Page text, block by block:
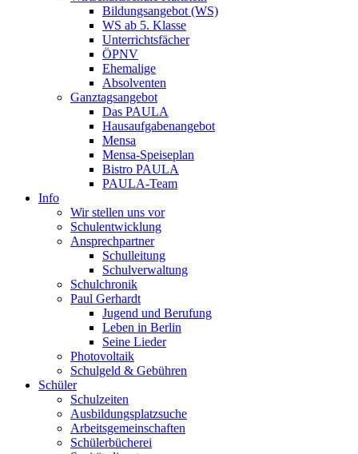
Bildungsangebot (WS)
WS ab 5. Klasse
Unterrichtsfächer
ÖPNV
Ehemalige
Absolventen
Ganztagsangebot
Das PAULA
Hausaufgabenangebot
Mensa
Mensa-Speiseplan
Bistro PAULA
PAULA-Team
Info
Wir stellen uns vor
Schulentwicklung
Ansprechpartner
Schulleitung
Schulverwaltung
Schulchronik
Paul Gerhardt
Jugend und Berufung
Leben in Berlin
Seine Lieder
Photovoltaik
Schulgeld & Gebühren
Schüler
Schulzeiten
Ausbildungsplatzsuche
Arbeitsgemeinschaften
Schülerbücherei